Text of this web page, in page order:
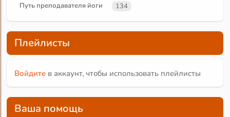
Путь преподавателя йоги 134
Плейлисты
Войдите в аккаунт, чтобы использовать плейлисты
Ваша помощь